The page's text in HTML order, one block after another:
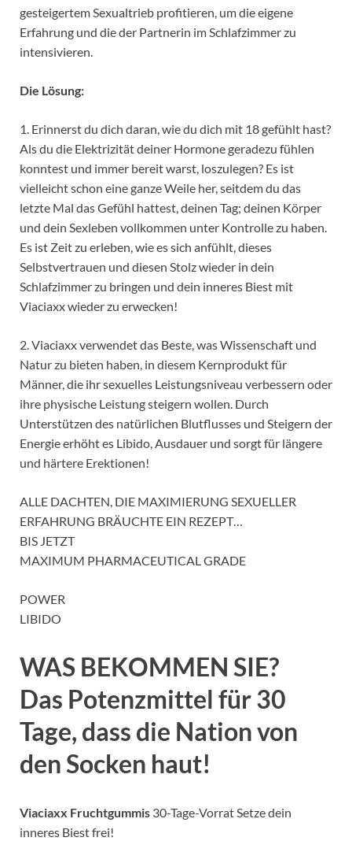
gesteigertem Sexualtrieb profitieren, um die eigene
Erfahrung und die der Partnerin im Schlafzimmer zu
intensivieren.
Die Lösung:
1. Erinnerst du dich daran, wie du dich mit 18 gefühlt hast?
Als du die Elektrizität deiner Hormone geradezu fühlen
konntest und immer bereit warst, loszulegen? Es ist
vielleicht schon eine ganze Weile her, seitdem du das
letzte Mal das Gefühl hattest, deinen Tag; deinen Körper
und dein Sexleben vollkommen unter Kontrolle zu haben.
Es ist Zeit zu erleben, wie es sich anfühlt, dieses
Selbstvertrauen und diesen Stolz wieder in dein
Schlafzimmer zu bringen und dein inneres Biest mit
Viaciaxx wieder zu erwecken!
2. Viaciaxx verwendet das Beste, was Wissenschaft und
Natur zu bieten haben, in diesem Kernprodukt für
Männer, die ihr sexuelles Leistungsniveau verbessern oder
ihre physische Leistung steigern wollen. Durch
Unterstützen des natürlichen Blutflusses und Steigern der
Energie erhöht es Libido, Ausdauer und sorgt für längere
und härtere Erektionen!
ALLE DACHTEN, DIE MAXIMIERUNG SEXUELLER
ERFAHRUNG BRÄUCHTE EIN REZEPT…
BIS JETZT
MAXIMUM PHARMACEUTICAL GRADE
POWER
LIBIDO
WAS BEKOMMEN SIE?
Das Potenzmittel für 30
Tage, dass die Nation von
den Socken haut!
Viaciaxx Fruchtgummis 30-Tage-Vorrat Setze dein
inneres Biest frei!